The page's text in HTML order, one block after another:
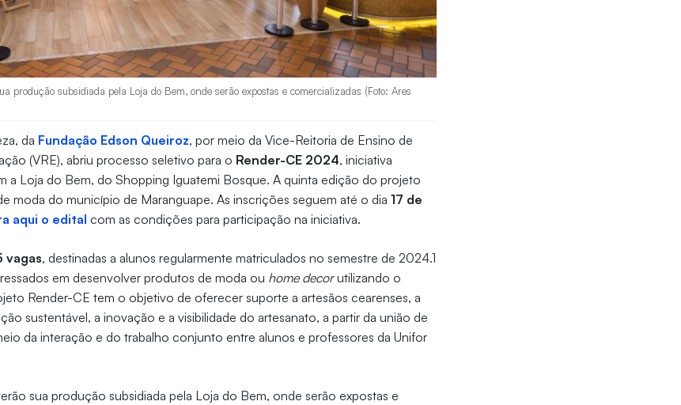
produção subsidiada pela Loja do Bem, onde serão expostas e comercializadas (Foto: Ares
da Fundação Edson Queiroz, por meio da Vice-Reitoria de Ensino de
(VRE), abriu processo seletivo para o Render-CE 2024, iniciativa
a Loja do Bem, do Shopping Iguatemi Bosque. A quinta edição do projeto
moda do município de Maranguape. As inscrições seguem até o dia17 de
aqui o edital com as condições para participação na iniciativa.
vagas, destinadas a alunos regularmente matriculados no semestre de 2024.1
em desenvolver produtos de moda ou home decorutilizando o
Render-CE tem o objetivo de oferecer suporte a artesãos cearenses, a
sustentável, a inovação e a visibilidade do artesanato, a partir da união de
da interação e do trabalho conjunto entre alunos e professores da Unifor
sua produção subsidiada pela Loja do Bem, onde serão expostas e